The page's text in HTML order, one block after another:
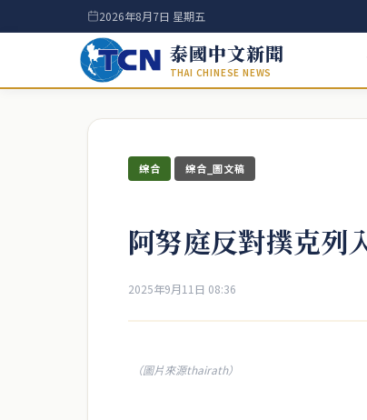
2026年8月7日 星期五
泰國中文新聞
THAI CHINESE NEWS
綜合 綜合_圖文稿
阿努庭反對撲克列
2025年9月11日 08:36
（圖片來源thairath）